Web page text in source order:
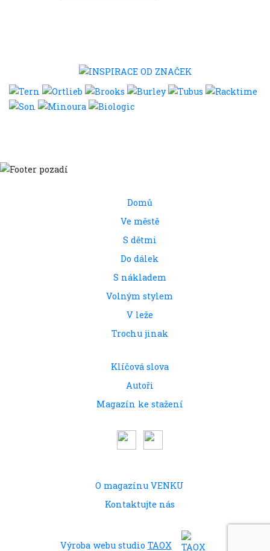
Domů
Ve městě
S dětmi
Do dálek
S nákladem
Volným stylem
V leže
Trochu jinak
Klíčová slova
Autoři
Magazín ke stažení
O magazínu VENKU
Kontaktujte nás
Výroba webu studio TAOX